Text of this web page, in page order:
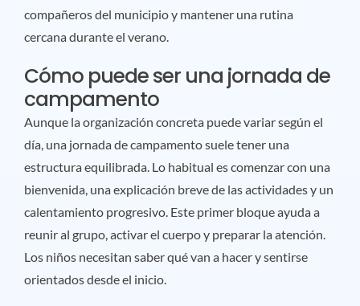
compañeros del municipio y mantener una rutina
cercana durante el verano.
Cómo puede ser una jornada de
campamento
Aunque la organización concreta puede variar según el
día, una jornada de campamento suele tener una
estructura equilibrada. Lo habitual es comenzar con una
bienvenida, una explicación breve de las actividades y un
calentamiento progresivo. Este primer bloque ayuda a
reunir al grupo, activar el cuerpo y preparar la atención.
Los niños necesitan saber qué van a hacer y sentirse
orientados desde el inicio.